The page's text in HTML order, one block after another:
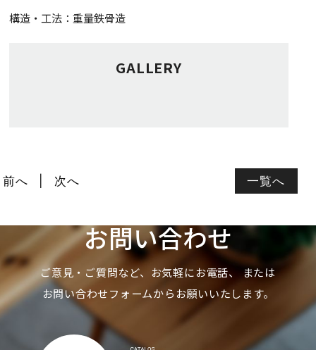
構造・工法：重量鉄骨造
GALLERY
一覧へ
前へ 次へ
お問い合わせ
ご意見・ご質問など、お気軽にお電話、
または
お問い合わせフォームからお願いいたします。